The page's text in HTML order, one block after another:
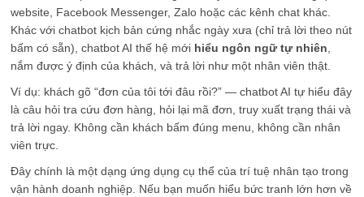
website, Facebook Messenger, Zalo hoặc các kênh chat khác.
Khác với chatbot kịch bản cứng nhắc ngày xưa (chỉ trả lời theo nút
bấm có sẵn), chatbot AI thế hệ mới hiểu ngôn ngữ tự nhiên,
nắm được ý định của khách, và trả lời như một nhân viên thật.
Ví dụ: khách gõ “đơn của tôi tới đâu rồi?” — chatbot AI tự hiểu đây
là câu hỏi tra cứu đơn hàng, hỏi lại mã đơn, truy xuất trạng thái và
trả lời ngay. Không cần khách bấm đúng menu, không cần nhân
viên trực.
Đây chính là một dạng ứng dụng cụ thể của trí tuệ nhân tạo trong
vận hành doanh nghiệp. Nếu bạn muốn hiểu bức tranh lớn hơn về